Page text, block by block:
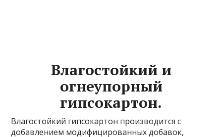
Влагостойкий и
огнеупорный
гипсокартон.
Влагостойкий гипсокартон производится с
добавлением модифицированных добавок,